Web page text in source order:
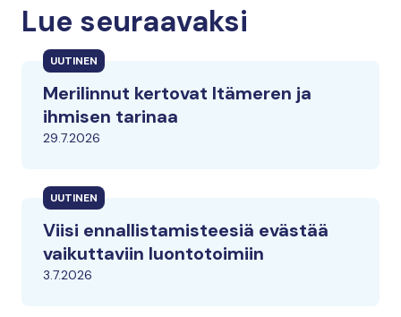
Lue seuraavaksi
UUTINEN
Merilinnut kertovat Itämeren ja
ihmisen tarinaa
29.7.2026
UUTINEN
Viisi ennallistamisteesiä evästää
vaikuttaviin luontotoimiin
3.7.2026